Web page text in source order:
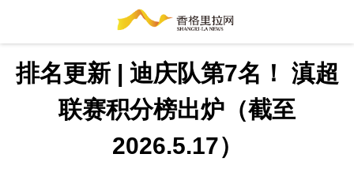
排名更新 | 迪庆队第7名！ 滇超
联赛积分榜出炉（截至
2026.5.17）